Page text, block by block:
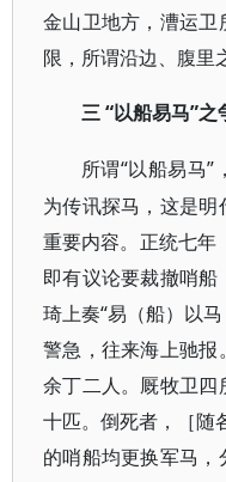
金山卫地方，漕运
限，所谓沿边、腹里
三 “以船易马”之
所谓“以船易马”
为传讯探马，这是
重要内容。正统七年
即有议论要裁撤哨
琦上奏“易（船）以
警急，往来海上驰
余丁二人。厩牧卫
十匹。倒死者，［随
的哨船均更换军马